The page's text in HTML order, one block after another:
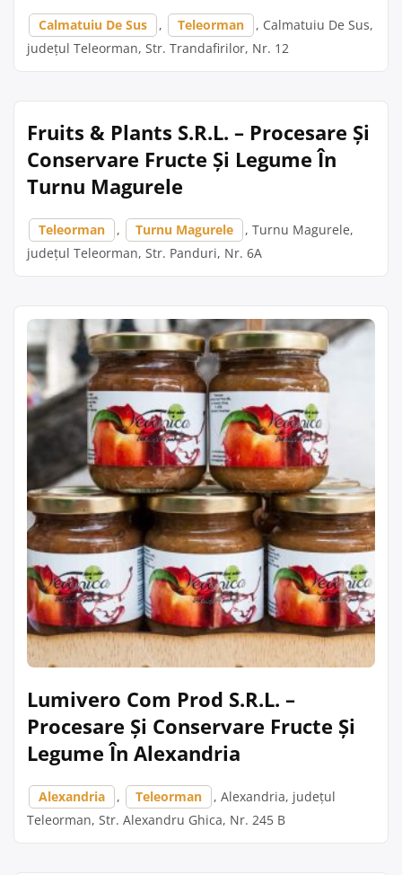
Calmatuiu De Sus , Teleorman
, Calmatuiu De Sus,
județul Teleorman, Str. Trandafirilor, Nr. 12
Fruits & Plants S.R.L. – Procesare Și
Conservare Fructe Și Legume În
Turnu Magurele
Teleorman , Turnu Magurele
, Turnu Magurele,
județul Teleorman, Str. Panduri, Nr. 6A
Lumivero Com Prod S.R.L. –
Procesare Și Conservare Fructe Și
Legume În Alexandria
Alexandria , Teleorman
, Alexandria, județul
Teleorman, Str. Alexandru Ghica, Nr. 245 B